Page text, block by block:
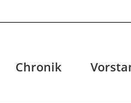
Chronik